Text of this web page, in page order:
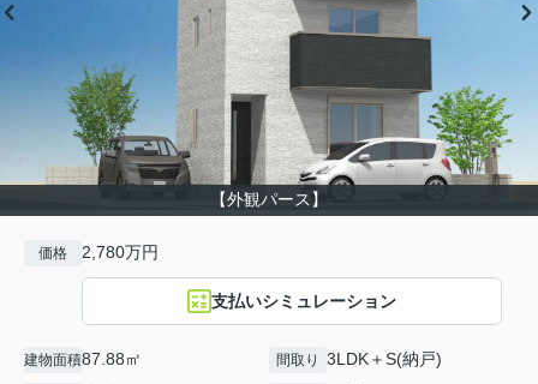
【外観パース】
価格 2,780万円
支払いシミュレーション
建物面積87.88㎡ 間取り 3LDK＋S(納戸)